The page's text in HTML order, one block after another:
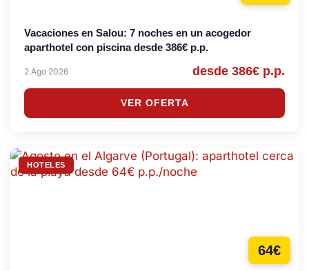
Vacaciones en Salou: 7 noches en un acogedor
aparthotel con piscina desde 386€ p.p.
2 Ago 2026 desde 386€ p.p.
VER OFERTA
HOTELES
64€